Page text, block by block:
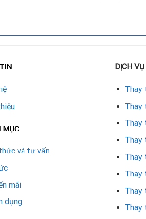
chính hãng.
VGA RX 7900 XT tại
đồ họa cao cấp. Dịch vụ thay IC
chính hãng và thiết bị hiện đại. Khách
chỉ giúp khắc phục sự cố hiển thị mà
MỤC
và tư vấn
mãi
dụng
DỊCH VỤ
Thay
Thay
Thay
Thay
Thay
Thay
Thay
Thay